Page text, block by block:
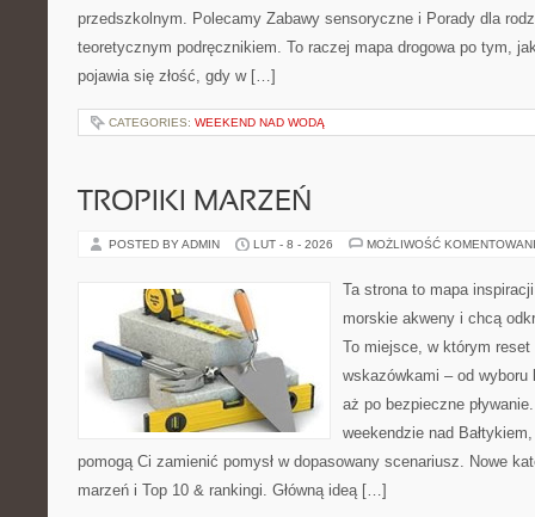
przedszkolnym. Polecamy Zabawy sensoryczne i Porady dla
teoretycznym podręcznikiem. To raczej mapa drogowa po tym,
pojawia się złość, gdy w […]
CATEGORIES: WEEKEND NAD WODĄ
TROPIKI MARZEŃ
POSTED BY ADMIN LUT - 8 - 2026 MOŻLIWOŚĆ
Ta strona to mapa
morskie akweny i chcą
To miejsce, w którym
wskazówkami – od wyboru
aż po bezpieczne
weekendzie nad
pomogą Ci zamienić pomysł w dopasowany scenariusz. Nowe
marzeń i Top 10 & rankingi. Główną ideą […]